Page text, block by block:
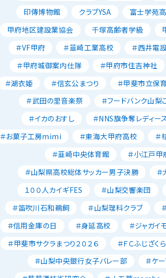
印傳博物館
クラブYSA 富士学苑
甲府地区建設業協会
千塚高齢者学級
＃VF甲府
＃韮崎工業高校 ＃西井電
＃甲府城御案内仕隊
＃甲府市住吉神社
＃湖衣姫
＃信玄公まつり ＃甲斐市立保
＃武田の里音楽祭
＃フードバンク山梨
＃イカのおすし
＃NNS旗争奪レディー
＃お菓子工房mimi
＃東海大甲府高校 ＃
＃韮崎中央体育館
＃小江戸甲
＃山梨県高校総体サッカー男子決勝
１００人カイギFES
＃山梨交響楽団
＃笛吹川石和鵜飼
＃山梨理科クラブ
＃信用金庫の日
＃身延高校 ＃ジャガイ
＃甲斐市サクラまつり２０２６
＃ＦＣふじざく
＃山梨中央銀行女子バレー部
＃ケ